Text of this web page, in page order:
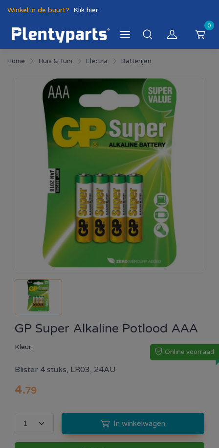
Winkel in de buurt? Klik hier
0
Home Huis & Tuin Electra Batterijen
GP Super Alkaline Potlood AAA
Kleur:
Online voorraad
Blister 4 stuks, LR03, 24AU
4.79
In winkelwagen